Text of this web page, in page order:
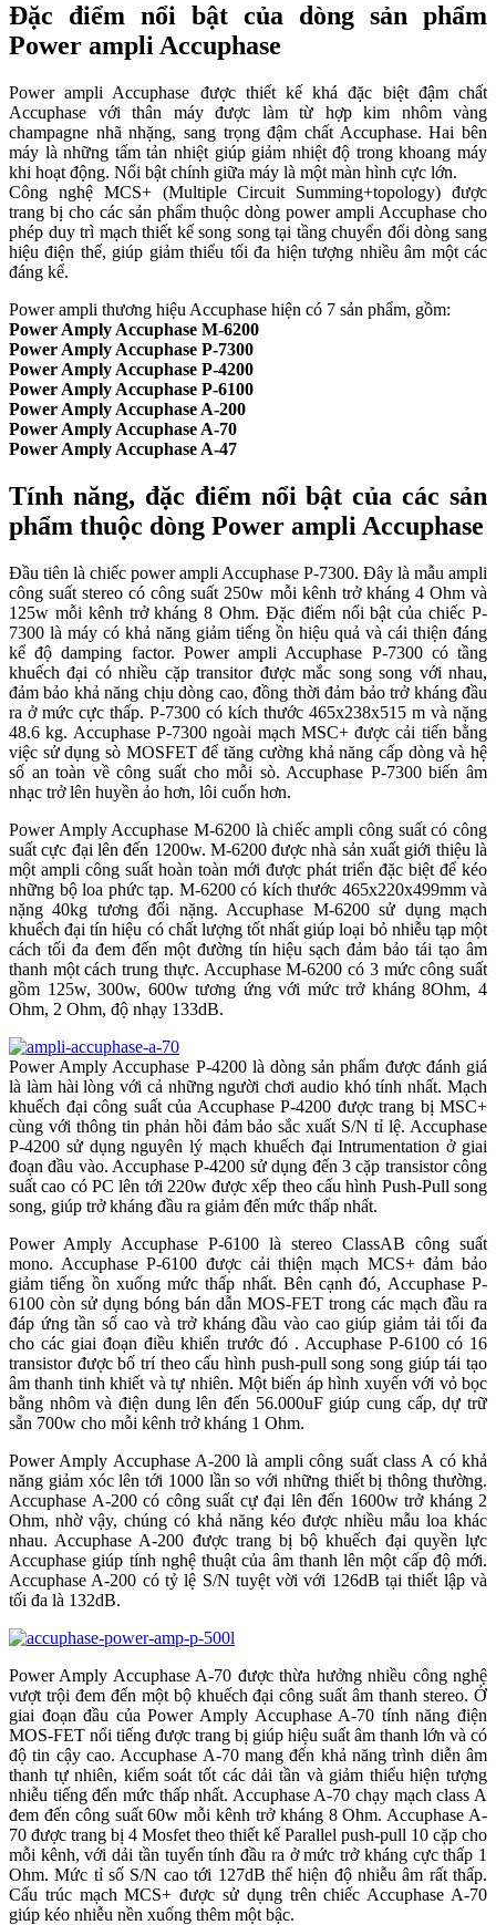
Đặc điểm nổi bật của dòng sản phẩm
Power ampli Accuphase
Power ampli Accuphase được thiết kế khá đặc biệt đậm chất
Accuphase với thân máy được làm từ hợp kim nhôm vàng
champagne nhã nhặng, sang trọng đậm chất Accuphase. Hai bên
máy là những tấm tản nhiệt giúp giảm nhiệt độ trong khoang máy
khi hoạt động. Nổi bật chính giữa máy là một màn hình cực lớn.
Công nghệ MCS+ (Multiple Circuit Summing+topology) được
trang bị cho các sản phẩm thuộc dòng power ampli Accuphase cho
phép duy trì mạch thiết kế song song tại tầng chuyển đổi dòng sang
hiệu điện thế, giúp giảm thiểu tối đa hiện tượng nhiều âm một các
đáng kể.
Power ampli thương hiệu Accuphase hiện có 7 sản phẩm, gồm:
Power Amply Accuphase M-6200
Power Amply Accuphase P-7300
Power Amply Accuphase P-4200
Power Amply Accuphase P-6100
Power Amply Accuphase A-200
Power Amply Accuphase A-70
Power Amply Accuphase A-47
Tính năng, đặc điểm nổi bật của các sản
phẩm thuộc dòng Power ampli Accuphase
Đầu tiên là chiếc power ampli Accuphase P-7300. Đây là mẫu ampli
công suất stereo có công suất 250w mỗi kênh trở kháng 4 Ohm và
125w mỗi kênh trở kháng 8 Ohm. Đặc điểm nổi bật của chiếc P-
7300 là máy có khả năng giảm tiếng ồn hiệu quả và cái thiện đáng
kể độ damping factor. Power ampli Accuphase P-7300 có tầng
khuếch đại có nhiều cặp transitor được mắc song song với nhau,
đảm bảo khả năng chịu dòng cao, đồng thời đảm bảo trở kháng đầu
ra ở mức cực thấp. P-7300 có kích thước 465x238x515 m và nặng
48.6 kg. Accuphase P-7300 ngoài mạch MSC+ được cải tiến bằng
việc sử dụng sò MOSFET để tăng cường khả năng cấp dòng và hệ
số an toàn về công suất cho mỗi sò. Accuphase P-7300 biến âm
nhạc trở lên huyền ảo hơn, lôi cuốn hơn.
Power Amply Accuphase M-6200 là chiếc ampli công suất có công
suất cực đại lên đến 1200w. M-6200 được nhà sản xuất giới thiệu là
một ampli công suất hoàn toàn mới được phát triển đặc biệt để kéo
những bộ loa phức tạp. M-6200 có kích thước 465x220x499mm và
nặng 40kg tương đối nặng. Accuphase M-6200 sử dụng mạch
khuếch đại tín hiệu có chất lượng tốt nhất giúp loại bỏ nhiễu tạp một
cách tối đa đem đến một đường tín hiệu sạch đảm bảo tái tạo âm
thanh một cách trung thực. Accuphase M-6200 có 3 mức công suất
gồm 125w, 300w, 600w tương ứng với mức trở kháng 8Ohm, 4
Ohm, 2 Ohm, độ nhạy 133dB.
Power Amply Accuphase P-4200 là dòng sản phẩm được đánh giá
là làm hài lòng với cả những người chơi audio khó tính nhất. Mạch
khuếch đại công suất của Accuphase P-4200 được trang bị MSC+
cùng với thông tin phản hồi đảm bảo sắc xuất S/N tỉ lệ. Accuphase
P-4200 sử dụng nguyên lý mạch khuếch đại Intrumentation ở giai
đoạn đầu vào. Accuphase P-4200 sử dụng đến 3 cặp transistor công
suất cao có PC lên tới 220w được xếp theo cấu hình Push-Pull song
song, giúp trở kháng đầu ra giảm đến mức thấp nhất.
Power Amply Accuphase P-6100 là stereo ClassAB công suất
mono. Accuphase P-6100 được cải thiện mạch MCS+ đảm bảo
giảm tiếng ồn xuống mức thấp nhất. Bên cạnh đó, Accuphase P-
6100 còn sử dụng bóng bán dẫn MOS-FET trong các mạch đầu ra
đáp ứng tần số cao và trở kháng đầu vào cao giúp giảm tải tối đa
cho các giai đoạn điều khiển trước đó . Accuphase P-6100 có 16
transistor được bố trí theo cấu hình push-pull song song giúp tái tạo
âm thanh tinh khiết và tự nhiên. Một biến áp hình xuyến với vỏ bọc
bằng nhôm và điện dung lên đến 56.000uF giúp cung cấp, dự trữ
sẵn 700w cho mỗi kênh trở kháng 1 Ohm.
Power Amply Accuphase A-200 là ampli công suất class A có khả
năng giảm xóc lên tới 1000 lần so với những thiết bị thông thường.
Accuphase A-200 có công suất cự đại lên đến 1600w trở kháng 2
Ohm, nhờ vậy, chúng có khả năng kéo được nhiều mẫu loa khác
nhau. Accuphase A-200 được trang bị bộ khuếch đại quyền lực
Accuphase giúp tính nghệ thuật của âm thanh lên một cấp độ mới.
Accuphase A-200 có tỷ lệ S/N tuyệt vời với 126dB tại thiết lập và
tối đa là 132dB.
Power Amply Accuphase A-70 được thừa hưởng nhiều công nghệ
vượt trội đem đến một bộ khuếch đại công suất âm thanh stereo. Ở
giai đoạn đầu của Power Amply Accuphase A-70 tính năng điện
MOS-FET nổi tiếng được trang bị giúp hiệu suất âm thanh lớn và có
độ tin cậy cao. Accuphase A-70 mang đến khả năng trình diễn âm
thanh tự nhiên, kiểm soát tốt các dải tần và giảm thiểu hiện tượng
nhiễu tiếng đến mức thấp nhất. Accuphase A-70 chạy mạch class A
đem đến công suất 60w mỗi kênh trở kháng 8 Ohm. Accuphase A-
70 được trang bị 4 Mosfet theo thiết kế Parallel push-pull 10 cặp cho
mỗi kênh, với dải tần tuyến tính đầu ra ở mức trở kháng cực thấp 1
Ohm. Mức tỉ số S/N cao tới 127dB thể hiện độ nhiễu âm rất thấp.
Cấu trúc mạch MCS+ được sử dụng trên chiếc Accuphase A-70
giúp kéo nhiễu nền xuống thêm một bậc.